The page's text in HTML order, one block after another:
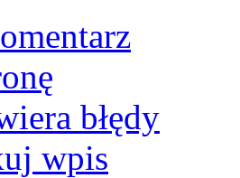
błędy
wpis